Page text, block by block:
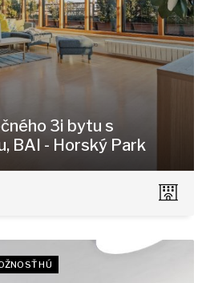
3i bytu s
BAI - Horský Park
- Staré Mesto
HÚ